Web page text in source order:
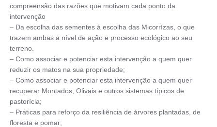
compreensão das razões que motivam cada ponto da
intervenção_
– Da escolha das sementes à escolha das Micorrízas, o que
trazem ambas a nível de ação e processo ecológico ao seu
terreno.
– Como associar e potenciar esta intervenção a quem quer
reduzir os matos na sua propriedade;
– Como associar e potenciar esta intervenção a quem quer
recuperar Montados, Olivais e outros sistemas típicos de
pastorícia;
– Práticas para reforço da resiliência de árvores plantadas, de
floresta e pomar;